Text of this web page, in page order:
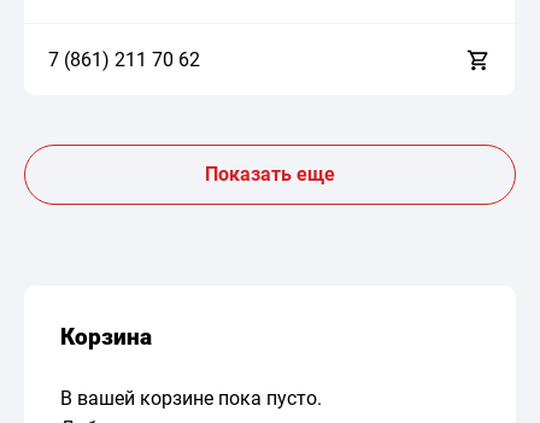
7 (861) 21 1 70 62
Показать еще
Корзина
В вашей корзине пока пусто.